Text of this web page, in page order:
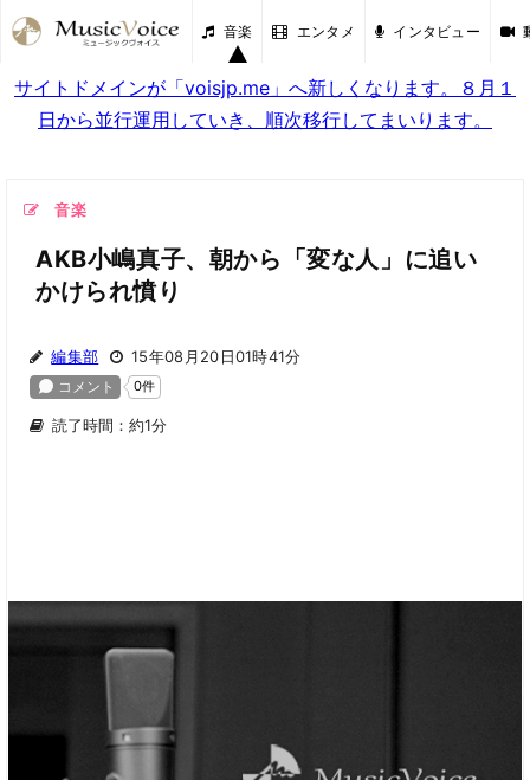
音楽 エンタメ インタビュー
サイトドメインが「voisjp.me」へ新しくなります。８月１
日から並行運用していき、順次移行してまいります。
音楽
AKB小嶋真子、朝から「変な人」に追い
かけられ憤り
編集部 15年08月20日01時41分
読了時間：約1分